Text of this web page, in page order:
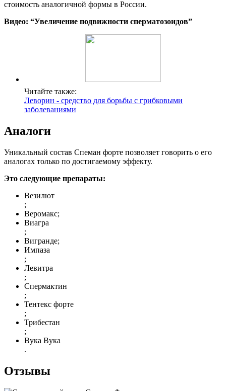
стоимость аналогичной формы в России.
Видео: “Увеличение подвижности сперматозоидов”
Читайте также:
Леворин - средство для борьбы с грибковыми
заболеваниями
Аналоги
Уникальный состав Спеман форте позволяет говорить о его
аналогах только по достигаемому эффекту.
Это следующие препараты:
Везилют
;
Веромакс;
Виагра
;
Вигранде;
Импаза
;
Левитра
;
Спермактин
;
Тентекс форте
;
Трибестан
;
Вука Вука
.
Отзывы